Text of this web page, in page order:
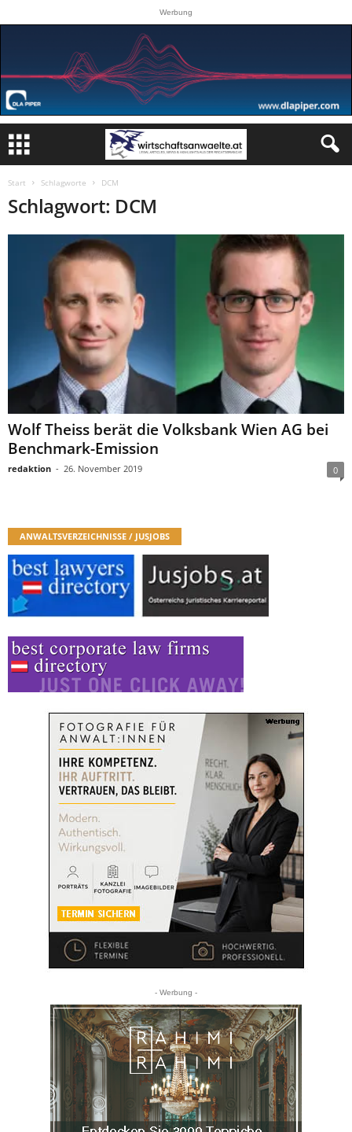
Werbung
Start Schlagworte DCM
Schlagwort: DCM
Wolf Theiss berät die Volksbank Wien AG bei
Benchmark-Emission
redaktion - 26. November 2019 0
ANWALTSVERZEICHNISSE / JUSJOBS
- Werbung -